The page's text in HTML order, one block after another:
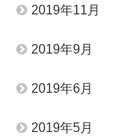
2019年11月
2019年9月
2019年6月
2019年5月